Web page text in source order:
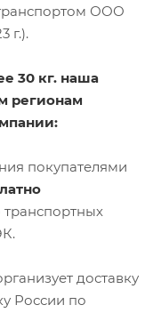
ООО
г.).
30 кг. наша
регионам
покупателями
транспортных
доставку
России по